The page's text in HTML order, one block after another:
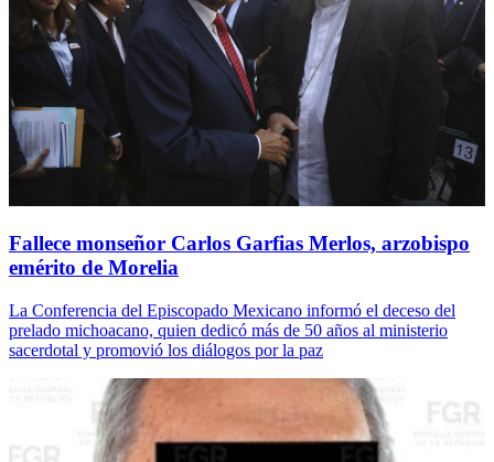
Fallece monseñor Carlos Garfias Merlos, arzobispo
emérito de Morelia
La Conferencia del Episcopado Mexicano informó el deceso del
prelado michoacano, quien dedicó más de 50 años al ministerio
sacerdotal y promovió los diálogos por la paz